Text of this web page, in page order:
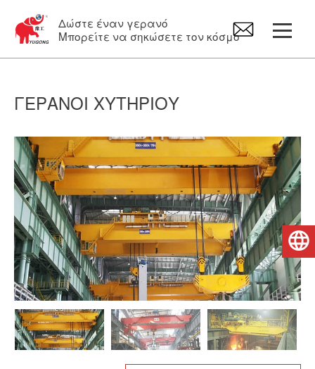
Δώστε έναν γερανό
Μπορείτε να σηκώσετε τον κόσμο
περιστρεφόμενος γερανός
Ηλεκτρικό Βαρούλκα
Ανταλλακτικά γερανών
Σχετικά με εμάς
Νέα
ΓΕΡΑΝΟΊ ΧΥΤΗΡΊΟΥ
Ελληνικά